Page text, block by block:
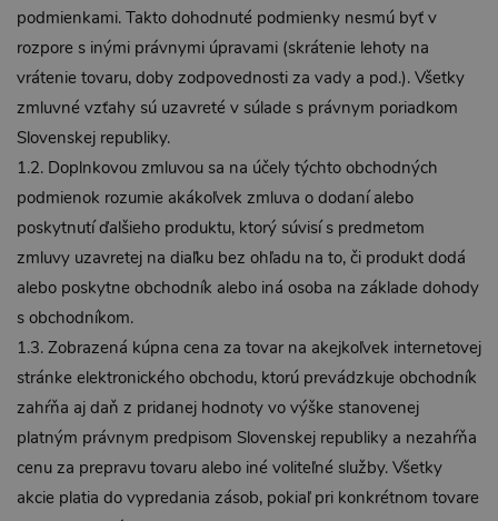
podmienkami. Takto dohodnuté podmienky nesmú byť v
rozpore s inými právnymi úpravami (skrátenie lehoty na
vrátenie tovaru, doby zodpovednosti za vady a pod.). Všetky
zmluvné vzťahy sú uzavreté v súlade s právnym poriadkom
Slovenskej republiky.
1.2. Doplnkovou zmluvou sa na účely týchto obchodných
podmienok rozumie akákoľvek zmluva o dodaní alebo
poskytnutí ďalšieho produktu, ktorý súvisí s predmetom
zmluvy uzavretej na diaľku bez ohľadu na to, či produkt dodá
alebo poskytne obchodník alebo iná osoba na základe dohody
s obchodníkom.
1.3. Zobrazená kúpna cena za tovar na akejkoľvek internetovej
stránke elektronického obchodu, ktorú prevádzkuje obchodník
zahŕňa aj daň z pridanej hodnoty vo výške stanovenej
platným právnym predpisom Slovenskej republiky a nezahŕňa
cenu za prepravu tovaru alebo iné voliteľné služby. Všetky
akcie platia do vypredania zásob, pokiaľ pri konkrétnom tovare